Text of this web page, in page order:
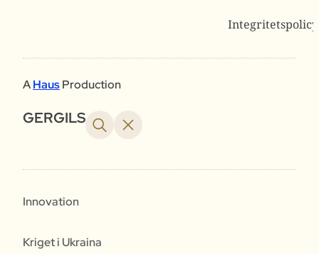
Integritetspolicy
AHausProduction
GERGILS
Innovation
Kriget i Ukraina